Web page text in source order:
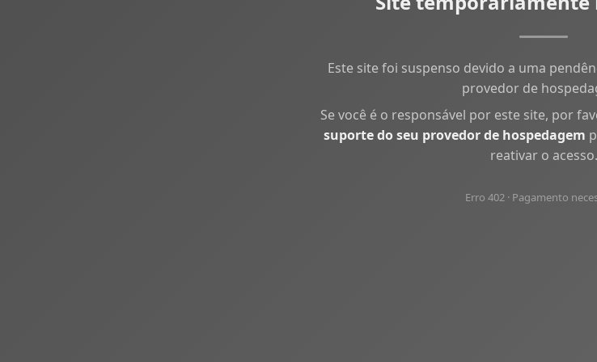
Este site foi suspenso devido a uma
provedor de
Se você é o responsável por este site, por
suporte do seu provedor de hospedagem
reativar o acesso.
Erro 402 · Pagamento